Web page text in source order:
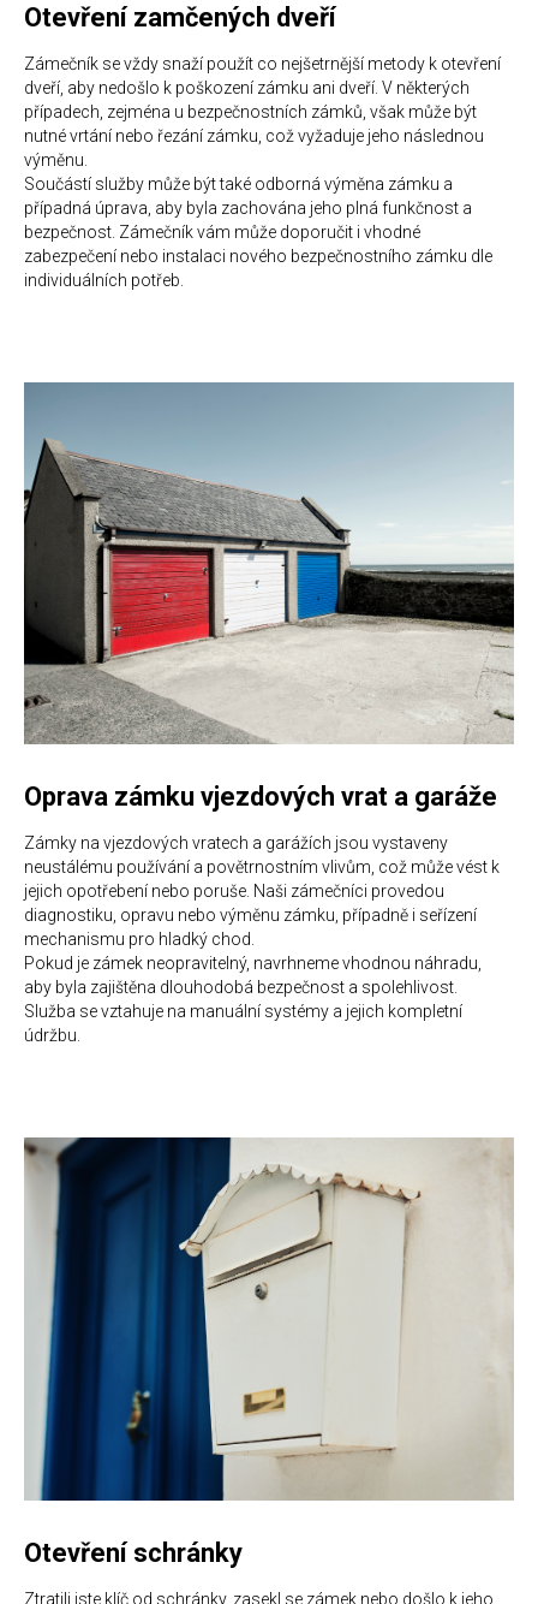
Otevření zamčených dveří
Zámečník se vždy snaží použít co nejšetrnější metody k otevření
dveří, aby nedošlo k poškození zámku ani dveří. V některých
případech, zejména u bezpečnostních zámků, však může být
nutné vrtání nebo řezání zámku, což vyžaduje jeho následnou
výměnu.
Součástí služby může být také odborná výměna zámku a
případná úprava, aby byla zachována jeho plná funkčnost a
bezpečnost. Zámečník vám může doporučit i vhodné
zabezpečení nebo instalaci nového bezpečnostního zámku dle
individuálních potřeb.
Oprava zámku vjezdových vrat a garáže
Zámky na vjezdových vratech a garážích jsou vystaveny
neustálému používání a povětrnostním vlivům, což může vést k
jejich opotřebení nebo poruše. Naši zámečníci provedou
diagnostiku, opravu nebo výměnu zámku, případně i seřízení
mechanismu pro hladký chod.
Pokud je zámek neopravitelný, navrhneme vhodnou náhradu,
aby byla zajištěna dlouhodobá bezpečnost a spolehlivost.
Služba se vztahuje na manuální systémy a jejich kompletní
údržbu.
Otevření schránky
Ztratili jste klíč od schránky, zasekl se zámek nebo došlo k jeho